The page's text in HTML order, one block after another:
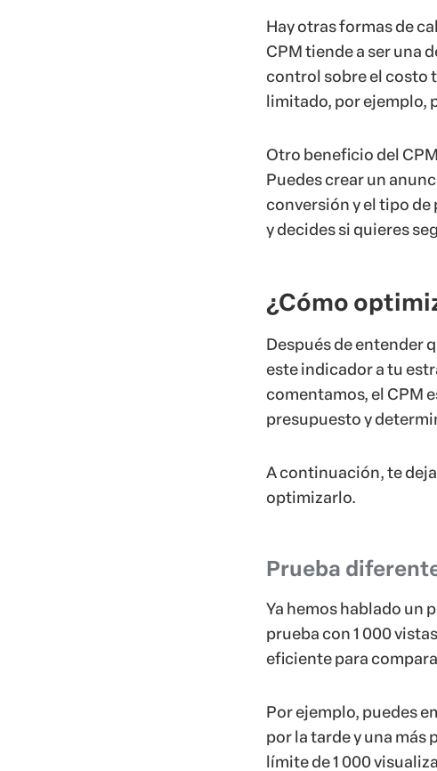
Hay otras formas de
CPM tiende a ser una
control sobre el costo
limitado, por ejemplo,
Otro beneficio del
Puedes crear un
conversión y el tipo
y decides si quieres
¿Cómo
Después de entender
este indicador a tu
comentamos, el CPM
presupuesto y
A continuación, te
optimizarlo.
Prueba
Ya hemos hablado un
prueba con 1 000
eficiente para
Por ejemplo, puedes
por la tarde y una más
límite de 1 000